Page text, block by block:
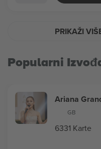
PRIKAŽI
Popularni
Ariana
GB
6331 Karte